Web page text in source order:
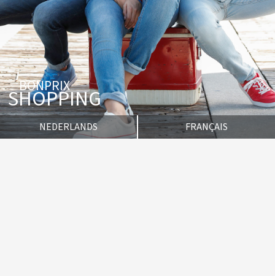
BONPRIX
SHOPPING
NEDERLANDS FRANÇAIS